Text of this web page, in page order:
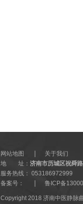
网站地图
关于我们
地 址： 济南市历城区祝舜
服务热线： 053186972999
备案号：
鲁ICP备
Copyright 2018 济南中医静脉